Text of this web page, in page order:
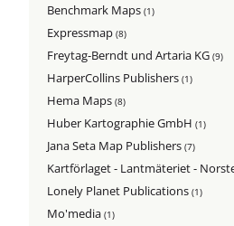
Benchmark Maps(1)
Expressmap(8)
Freytag-Berndt und Artaria KG(9)
HarperCollins Publishers(1)
Hema Maps(8)
Huber Kartographie GmbH(1)
Jana Seta Map Publishers(7)
Kartförlaget - Lantmäteriet -
Lonely Planet Publications(1)
Mo'media(1)